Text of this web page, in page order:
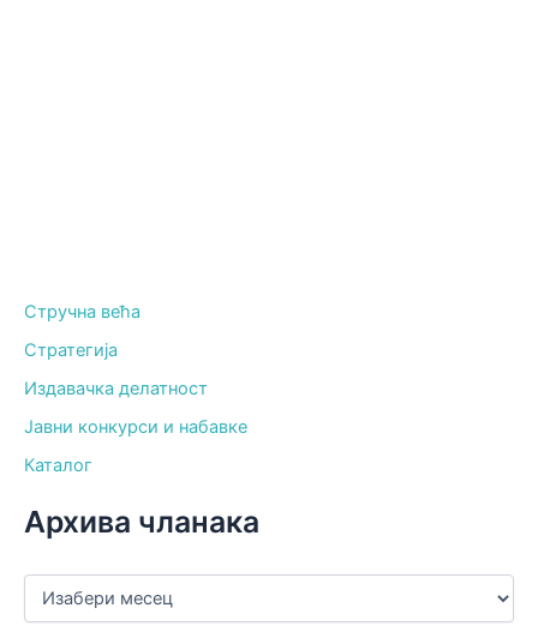
Стручна већа
Стратегија
Издавачка делатност
Јавни конкурси и набавке
Каталог
Архива чланака
А